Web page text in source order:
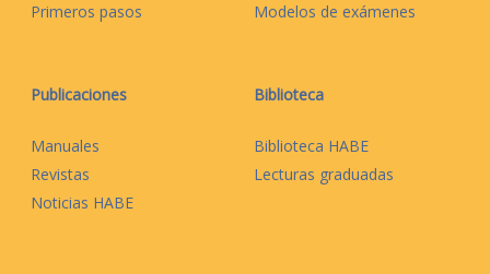
Primeros pasos
Modelos de exámenes
Publicaciones
Manuales
Revistas
Noticias HABE
Biblioteca
Biblioteca HABE
Lecturas graduadas